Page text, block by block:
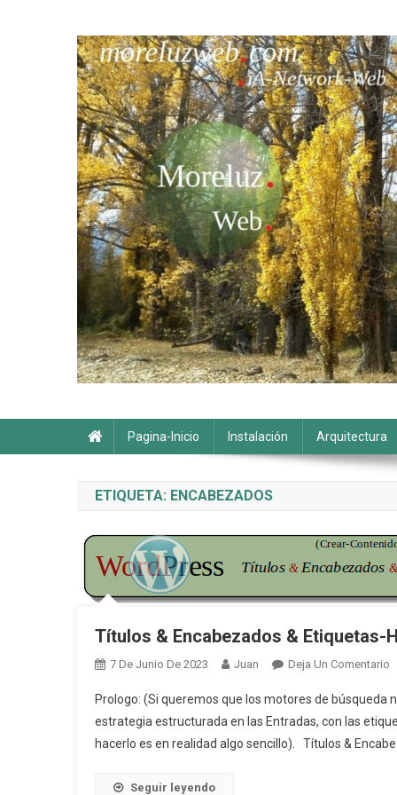
Pagina-Inicio Instalación Arquitectura
ETIQUETA: ENCABEZADOS
Títulos & Encabezados & Etiquetas-
7 De Junio De 2023 Juan Deja Un Comentario
&
&
Prologo: (Si queremos que los motores de búsqueda
estrategia estructurada en las Entradas, con las
hacerlo es en realidad algo sencillo). Títulos &
Seguir leyendo